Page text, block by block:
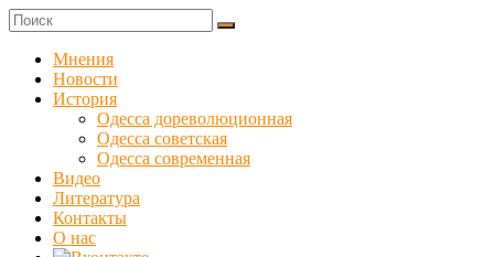
Skip
to
content
Куликовец
Сайт
одесского
сопротивления
Мнения
Новости
История
Одесса дореволюционная
Одесса советская
Одесса современная
Видео
Литература
Контакты
О нас